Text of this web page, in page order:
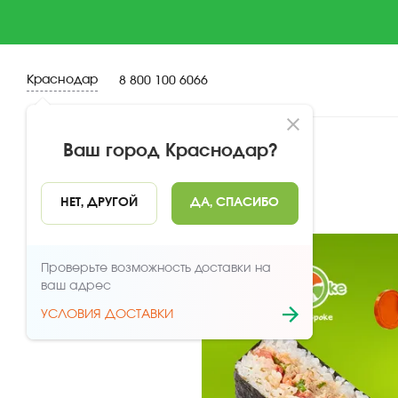
Краснодар
Ваш город Краснодар?
НЕТ, ДРУГОЙ ДА, СПАСИБО
Проверьте возможность доставки на
ваш адрес
УСЛОВИЯ ДОСТАВКИ
8 800 100 6066
НАЗАД